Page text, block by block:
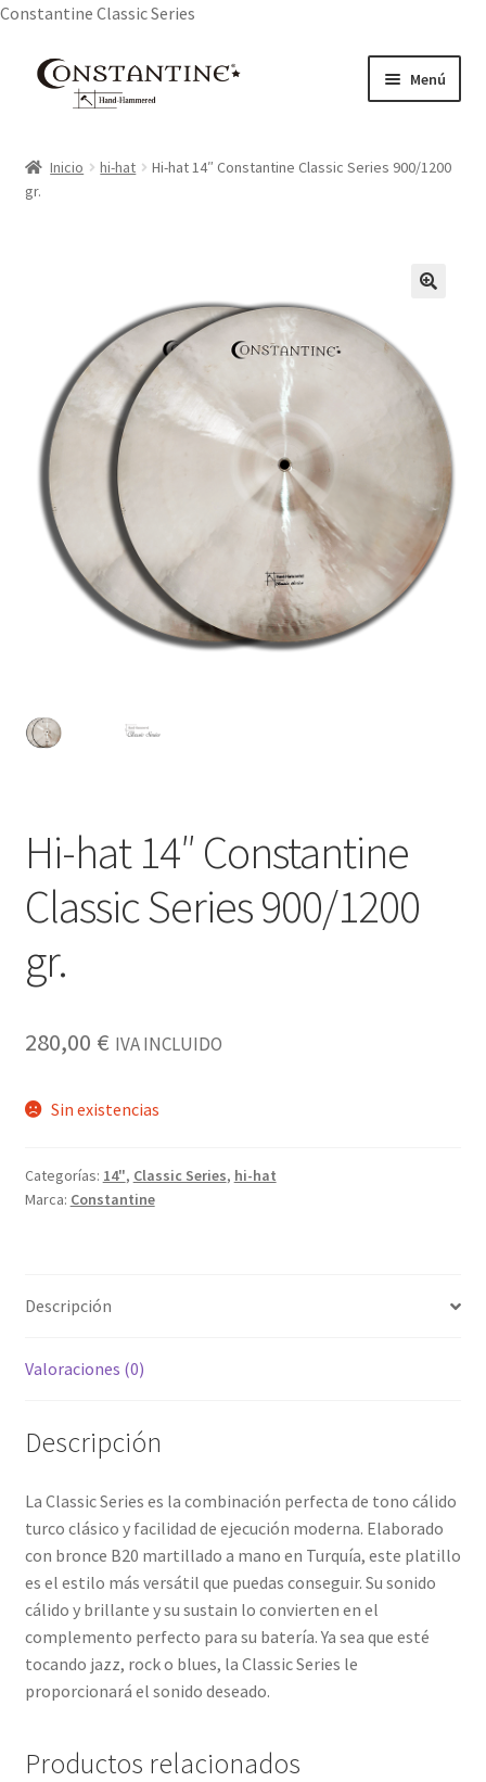
Constantine Classic Series
Menú
About Us
My account
Privacy Policy
Products
Inicio hi-hat
Hi-hat 14″ Constantine Classic Series 900/1200
gr.
Hi-hat 14″ Constantine
Classic Series 900/1200
gr.
280,00 € IVA INCLUIDO
Sin existencias
Categorías: 14", Classic Series, hi-hat
Marca: Constantine
Descripción
Valoraciones (0)
Descripción
La Classic Series es la combinación perfecta de tono cálido
turco clásico y facilidad de ejecución moderna. Elaborado
con bronce B20 martillado a mano en Turquía, este platillo
es el estilo más versátil que puedas conseguir. Su sonido
cálido y brillante y su sustain lo convierten en el
complemento perfecto para su batería. Ya sea que esté
tocando jazz, rock o blues, la Classic Series le
proporcionará el sonido deseado.
Productos relacionados